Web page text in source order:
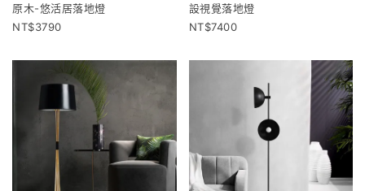
原木-悠活居落地燈
3790
設視覺落地燈
7400